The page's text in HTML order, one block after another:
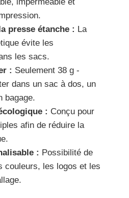
presse étanche : La
évite les
les sacs.
: Seulement 38 g -
dans un sac à dos, un
bagage.
: Conçu pour
afin de réduire la
: Possibilité de
couleurs, les logos et les